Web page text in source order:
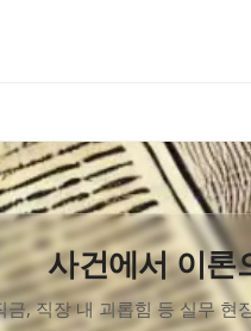
사건에서 이론
금, 직장 내 괴롭힘 등 실무